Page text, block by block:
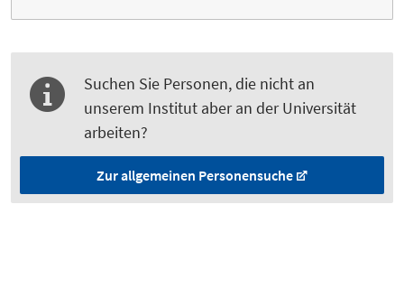
Suchen Sie Personen, die nicht an
unserem Institut aber an der Universität
arbeiten?
Zur allgemeinen Personensuche